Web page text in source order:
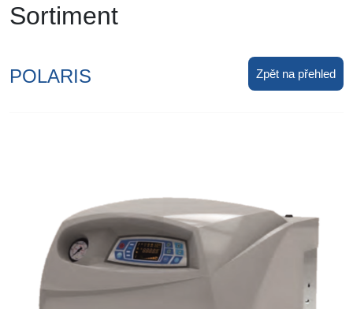
Sortiment
POLARIS Zpět na přehled